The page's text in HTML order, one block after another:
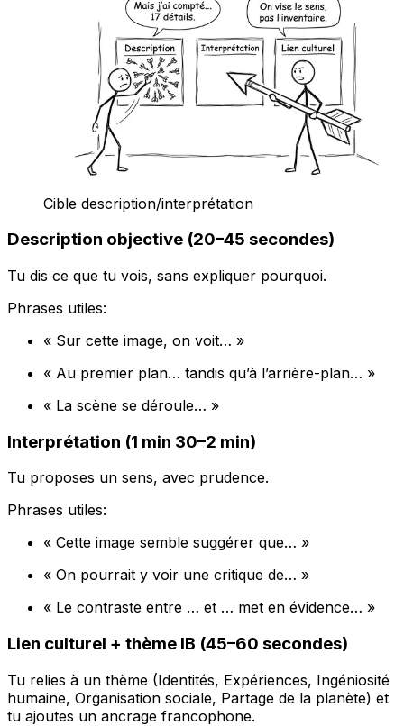
Cible description/interprétation
Description objective (20–45 secondes)
Tu dis ce que tu vois, sans expliquer pourquoi.
Phrases utiles:
« Sur cette image, on voit… »
« Au premier plan… tandis qu’à l’arrière-plan… »
« La scène se déroule… »
Interprétation (1 min 30–2 min)
Tu proposes un sens, avec prudence.
Phrases utiles:
« Cette image semble suggérer que… »
« On pourrait y voir une critique de… »
« Le contraste entre … et … met en évidence… »
Lien culturel + thème IB (45–60 secondes)
Tu relies à un thème (Identités, Expériences, Ingéniosité
humaine, Organisation sociale, Partage de la planète) et
tu ajoutes un ancrage francophone.